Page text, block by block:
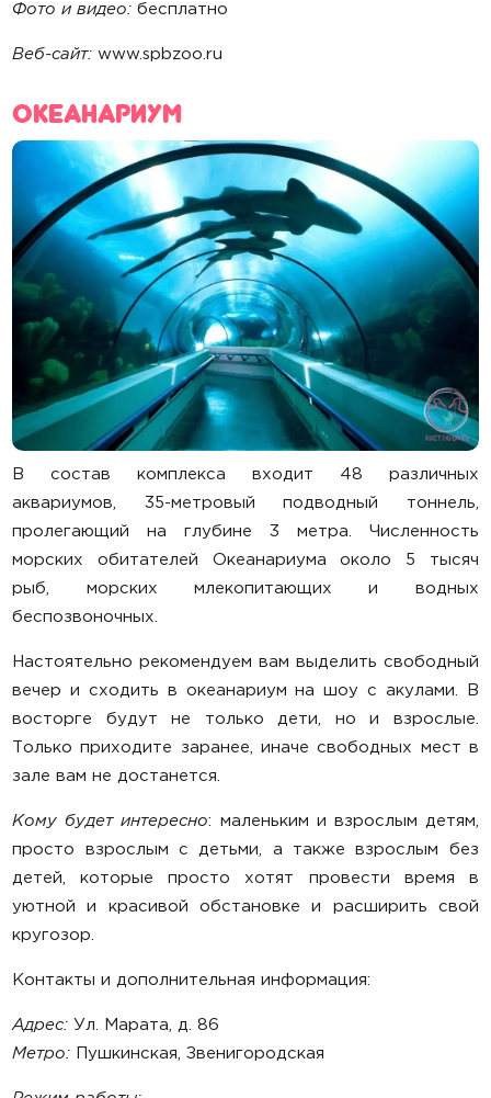
Фото и видео: бесплатно
Веб-сайт: www.spbzoo.ru
Океанариум
В состав комплекса входит 48 различных
аквариумов, 35-метровый подводный тоннель,
пролегающий на глубине 3 метра. Численность
морских обитателей Океанариума около 5 тысяч
рыб, морских млекопитающих и водных
беспозвоночных.
Настоятельно рекомендуем вам выделить свободный
вечер и сходить в океанариум на шоу с акулами. В
восторге будут не только дети, но и взрослые.
Только приходите заранее, иначе свободных мест в
зале вам не достанется.
Кому будет интересно: маленьким и взрослым детям,
просто взрослым с детьми, а также взрослым без
детей, которые просто хотят провести время в
уютной и красивой обстановке и расширить свой
кругозор.
Контакты и дополнительная информация:
Адрес: Ул. Марата, д. 86
Метро: Пушкинская, Звенигородская